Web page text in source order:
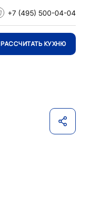
+7 (495) 500-04-04
РАССЧИТАТЬ КУХНЮ